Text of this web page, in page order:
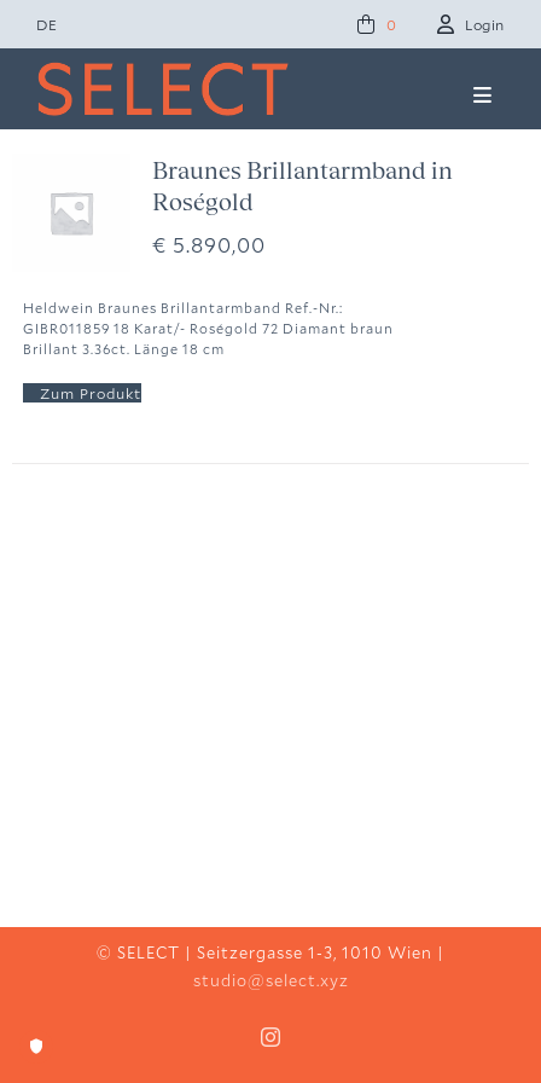
Zum
Inhalt
springen
DE 0 Login
Toggle
Concept Studio
Ole Lynggaard
Braunes Brillantarmband in
Roségold
€ 5.890,00
Heldwein Braunes Brillantarmband Ref.-Nr.:
GIBR011859 18 Karat/- Roségold 72 Diamant braun
Brillant 3.36ct. Länge 18 cm
© SELECT | Seitzergasse 1-3, 1010 Wien |
studio@select.xyz
Instagram